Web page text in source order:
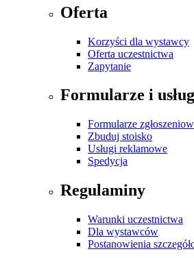
Oferta
Korzyści dla wystawcy
Oferta uczestnictwa
Zapytanie
Formularze i
Formularze
Zbuduj stoisko
Usługi reklamowe
Spedycja
Regulaminy
Warunki uczestnictwa
Dla wystawców
Postanowienia